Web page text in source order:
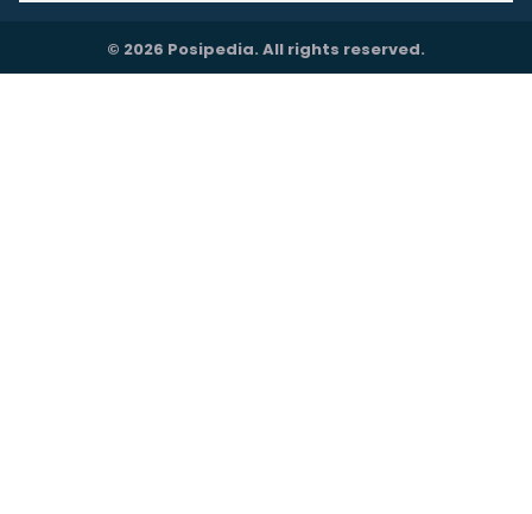
© 2026 Posipedia. All rights reserved.